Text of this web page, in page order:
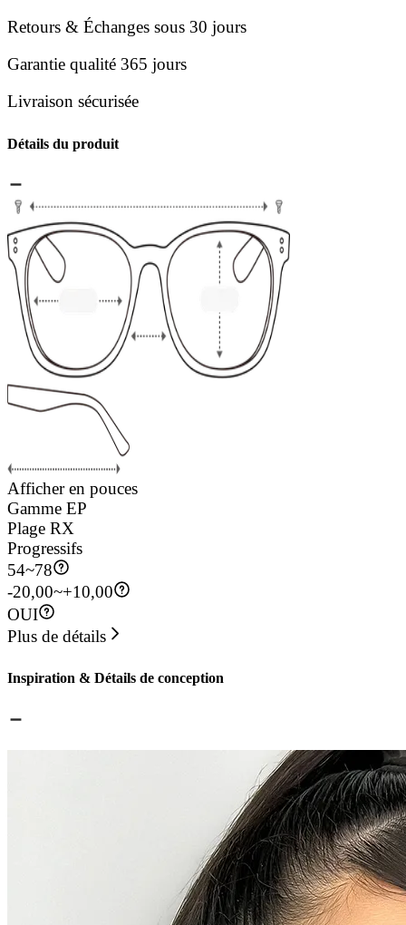
Retours & Échanges sous 30 jours
Garantie qualité 365 jours
Livraison sécurisée
Détails du produit
Afficher en pouces
Gamme EP
Plage RX
Progressifs
54~78
-20,00~+10,00
OUI
Plus de détails
Inspiration & Détails de conception